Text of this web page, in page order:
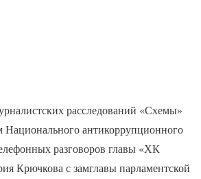
расследований «Схемы»
Национального антикоррупционного
разговоров главы «ХК
Крючкова с замглавы парламентской